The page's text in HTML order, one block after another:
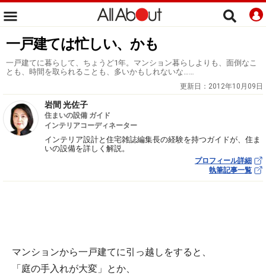
一戸建ては忙しい、かも
一戸建てに暮らして、ちょうど1年。マンション暮らしよりも、面倒なこ
とも、時間を取られることも、多いかもしれないな……
更新日： 2012年10月09日
岩間 光佐子
住まいの設備 ガイド
インテリアコーディネーター
インテリア設計と住宅雑誌編集長の経験を持つガイドが、住ま
いの設備を詳しく解説。
プロフィール詳細
執筆記事一覧
マンションから一戸建てに引っ越しをすると、
「庭の手入れが大変」とか、